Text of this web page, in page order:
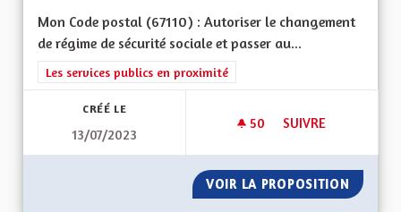
Mon Code postal (67110) : Autoriser le changement
de régime de sécurité sociale et passer au...
Filtrer les résultats de la catégorie : Les services publics en
Les services publics en proximité
CRÉÉ LE
13/07/2023
50 50 ABONNÉS
SUIVRE
VOIR LA PROPOSITION